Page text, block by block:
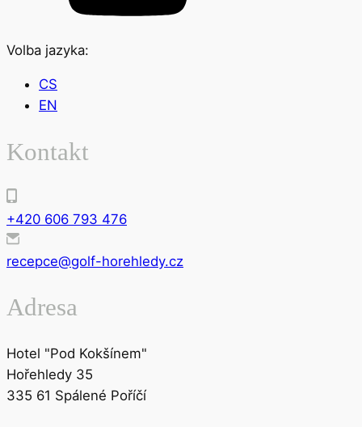
Volba jazyka:
CS
EN
Kontakt
+420 606 793 476
recepce@golf-horehledy.cz
Adresa
Hotel "Pod Kokšínem"
Hořehledy 35
335 61 Spálené Poříčí